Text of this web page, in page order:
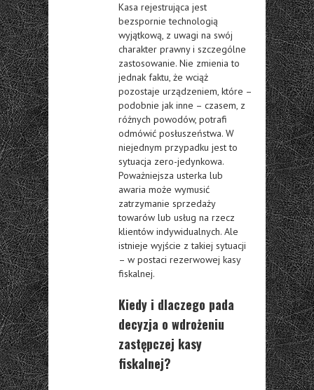
Kasa rejestrująca jest
bezspornie technologią
wyjątkową, z uwagi na swój
charakter prawny i szczególne
zastosowanie. Nie zmienia to
jednak faktu, że wciąż
pozostaje urządzeniem, które –
podobnie jak inne – czasem, z
różnych powodów, potrafi
odmówić posłuszeństwa. W
niejednym przypadku jest to
sytuacja zero-jedynkowa.
Poważniejsza usterka lub
awaria może wymusić
zatrzymanie sprzedaży
towarów lub usług na rzecz
klientów indywidualnych. Ale
istnieje wyjście z takiej sytuacji
– w postaci rezerwowej kasy
fiskalnej.
Kiedy i dlaczego pada
decyzja o wdrożeniu
zastępczej kasy
fiskalnej?